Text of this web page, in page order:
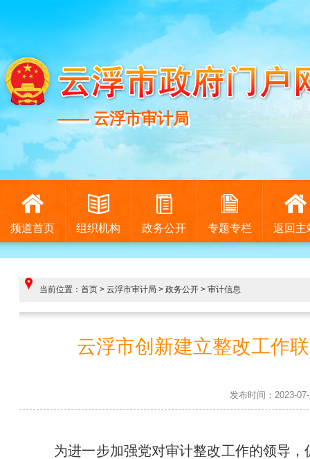
—— 云浮市审计局
—— 云浮市审计局
频道首页 组织机构 政务公开 专题专栏 返回主
当前位置： 首页 > 云浮市审计局 > 政务公开 > 审计信息
云浮市创新建立整改工作
发布时间：2023-
为进一步加强党对审计整改工作的领导，